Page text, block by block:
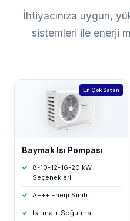
İhtiyacınıza uygun,
sistemleri ile enerji
En Çok Satan
Baymak Isı Pompası
8-10-12-16-20 kW
Seçenekleri
A+++ Enerji Sınıfı
Isıtma + Soğutma